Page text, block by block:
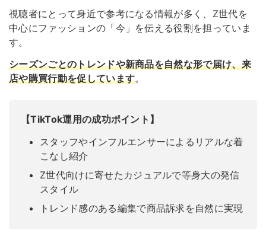
視聴者にとって身近で参考になる情報が多く、Z世代を
中心にファッションの「今」を伝える役割を担っていま
す。
シーズンごとのトレンドや新商品を自然な形で届け、来
店や購買行動を促しています。
【TikTok運用の成功ポイント】
スタッフやインフルエンサーによるリアルな着
こなし紹介
Z世代向けに寄せたカジュアルで等身大の発信
スタイル
トレンド感のある編集で商品訴求を自然に実現